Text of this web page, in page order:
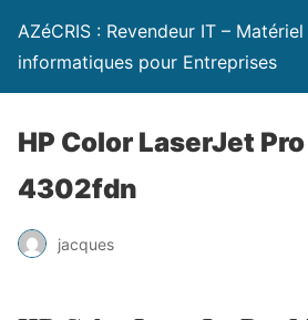
AZéCRIS : Revendeur IT –
informatiques pour Entreprises
HP Color LaserJet Pro
4302fdn
jacques